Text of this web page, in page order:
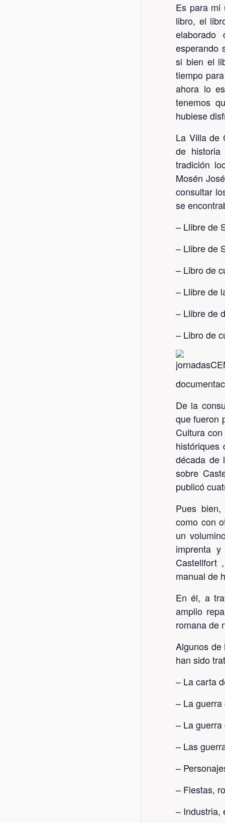
Es para mi
libro, el
esperando
si bien el
tiempo
ahora lo
tenemos
hubiese
La Villa de
de historia
tradición
Mosén
consultar
se
– Llibre de
– Llibre de
– Libro de
– Llibre de
– Llibre de
– Libro de
De la
que fueron
Cultura
históriques
década de
sobre
publicó
Pues
como con
un
imprenta
Castellfort
manual de
En él, a
amplio
romana de
Algunos de
han sido
– La carta
– La
– La
– Las
–
– Fiestas,
– Industria,